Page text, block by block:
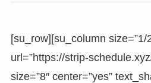
[su_row][su_column size=”1/
url=”https://strip-
size=”8″ center=”yes”